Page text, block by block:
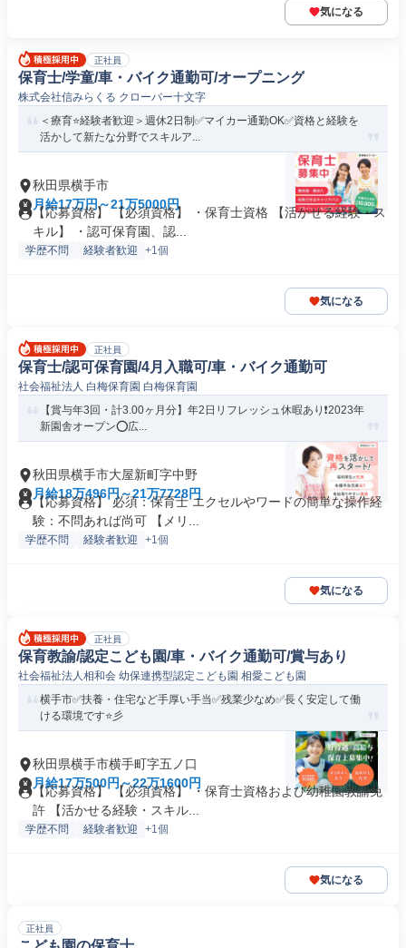
気になる
正社員
保育士/学童/車・バイク通勤可/オープニング
株式会社信みらくる クローバー十文字
＜療育⭐経験者歓迎＞週休2日制✅マイカー通勤OK✅資格と経験を
活かして新たな分野でスキルア...
秋田県横手市
月給17万円～21万5000円
【応募資格】 【必須資格】 ・保育士資格 【活かせる経験・ス
キル】 ・認可保育園、認...
学歴不問 経験者歓迎 +1個
気になる
正社員
保育士/認可保育園/4月入職可/車・バイク通勤可
社会福祉法人 白梅保育園 白梅保育園
【賞与年3回・計3.00ヶ月分】年2日リフレッシュ休暇あり❗️2023年
新園舎オープン⭕広...
秋田県横手市大屋新町字中野
月給18万496円～21万7728円
【応募資格】 必須：保育士 エクセルやワードの簡単な操作経
験：不問あれば尚可 【メリ...
学歴不問 経験者歓迎 +1個
気になる
正社員
保育教諭/認定こども園/車・バイク通勤可/賞与あり
社会福祉法人相和会 幼保連携型認定こども園 相愛こども園
横手市✅扶養・住宅など手厚い手当✅残業少なめ✅長く安定して働
ける環境です⭐彡
秋田県横手市横手町字五ノ口
月給17万500円～22万1600円
【応募資格】 【必須資格】 ・保育士資格および幼稚園教諭免
許 【活かせる経験・スキル...
学歴不問 経験者歓迎 +1個
気になる
正社員